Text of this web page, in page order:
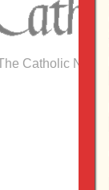
Catholic